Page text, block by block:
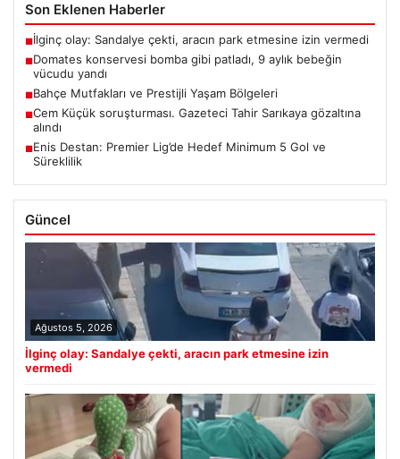
Son Eklenen Haberler
■İlginç olay: Sandalye çekti, aracın park etmesine izin vermedi
■Domates konservesi bomba gibi patladı, 9 aylık bebeğin
vücudu yandı
■Bahçe Mutfakları ve Prestijli Yaşam Bölgeleri
■Cem Küçük soruşturması. Gazeteci Tahir Sarıkaya gözaltına
alındı
■Enis Destan: Premier Lig’de Hedef Minimum 5 Gol ve
Süreklilik
Güncel
Ağustos 5, 2026
İlginç olay: Sandalye çekti, aracın park etmesine izin
vermedi